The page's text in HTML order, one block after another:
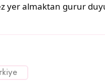
yer almaktan gurur